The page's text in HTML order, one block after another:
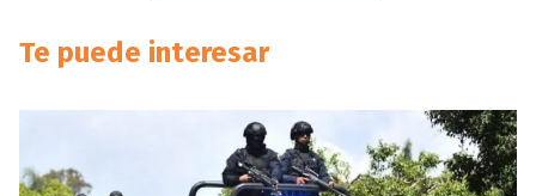
Te puede interesar